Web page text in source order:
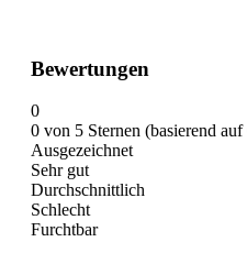
Bewertungen
0
0 von 5 Sternen (basierend
Ausgezeichnet
Sehr gut
Durchschnittlich
Schlecht
Furchtbar